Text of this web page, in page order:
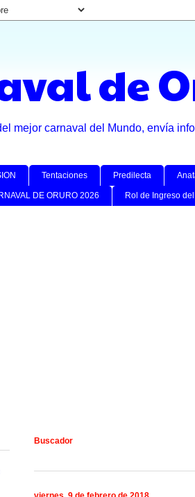
de
mejor carnaval del Mundo, envía
Tentaciones Predilecta
DE ORURO 2026 Rol de Ingreso
Buscador